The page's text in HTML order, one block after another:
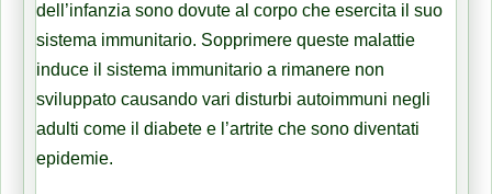
dell’infanzia sono dovute al corpo che esercita il suo
sistema immunitario. Sopprimere queste malattie
induce il sistema immunitario a rimanere non
sviluppato causando vari disturbi autoimmuni negli
adulti come il diabete e l’artrite che sono diventati
epidemie.